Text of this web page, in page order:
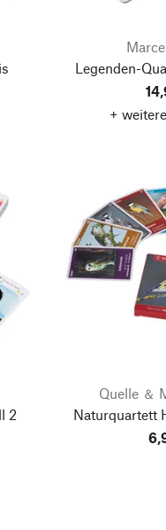
Legenden-
+
2
Quelle ＆
Naturquartett